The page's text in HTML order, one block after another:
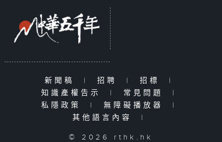
新聞稿 | 招聘 | 招標
|
知識產權告示
| 常見問題
|
私隱政策
| 無障礙播放器
|
其他語言內容
|
© 2026 rthk.hk